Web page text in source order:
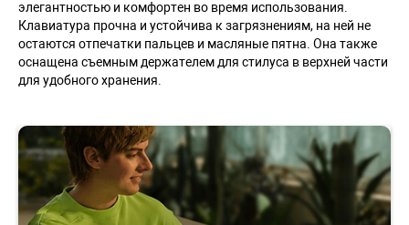
элегантностью и комфортен во время использования.
Клавиатура прочна и устойчива к загрязнениям, на ней не
остаются отпечатки пальцев и масляные пятна. Она также
оснащена съемным держателем для стилуса в верхней части
для удобного хранения.